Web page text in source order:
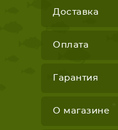
Доставка
Оплата
Гарантия
О магазине